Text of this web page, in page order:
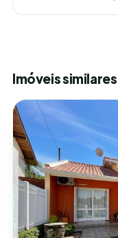
Imóveis similares